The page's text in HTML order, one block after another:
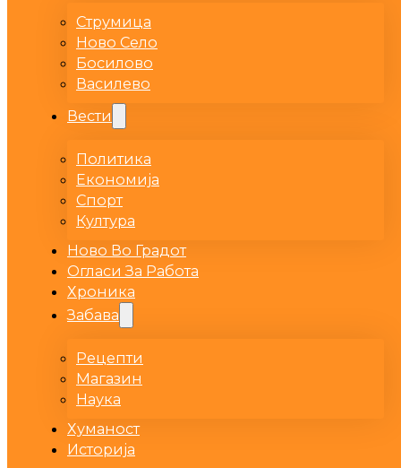
Струмица
Ново Село
Босилово
Василево
Вести
Политика
Економија
Спорт
Култура
Ново Во Градот
Огласи За Работа
Хроника
Забава
Рецепти
Магазин
Наука
Хуманост
Историја